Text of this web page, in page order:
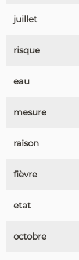
juillet
risque
eau
mesure
raison
fièvre
etat
octobre